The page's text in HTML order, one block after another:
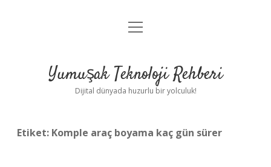
Anasayfa
Yasal Uyarı
menüyü
Yumuşak Teknoloji Rehberi
Dijital dünyada huzurlu bir yolculuk!
Etiket: Komple araç boyama kaç gün sürer